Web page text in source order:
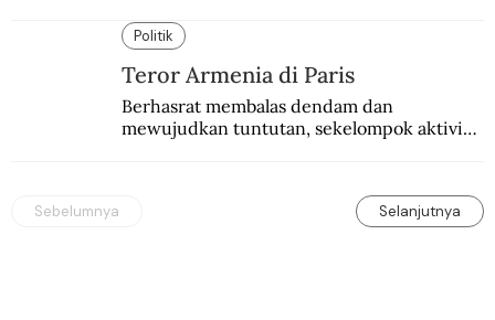
Politik
Teror Armenia di Paris
Berhasrat membalas dendam dan
mewujudkan tuntutan, sekelompok aktivis
Sebelumnya Selanjutnya